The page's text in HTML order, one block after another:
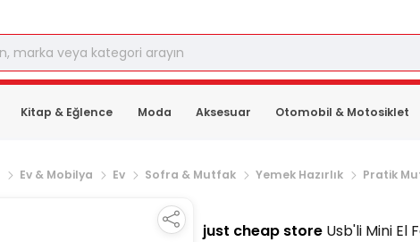
Kitap & Eğlence Moda Aksesuar Otomobil & Motosiklet
Ev & Mobilya Ev Sofra & Mutfak Yemek Hazırlık Pratik
just cheap store Usb'li Mini El